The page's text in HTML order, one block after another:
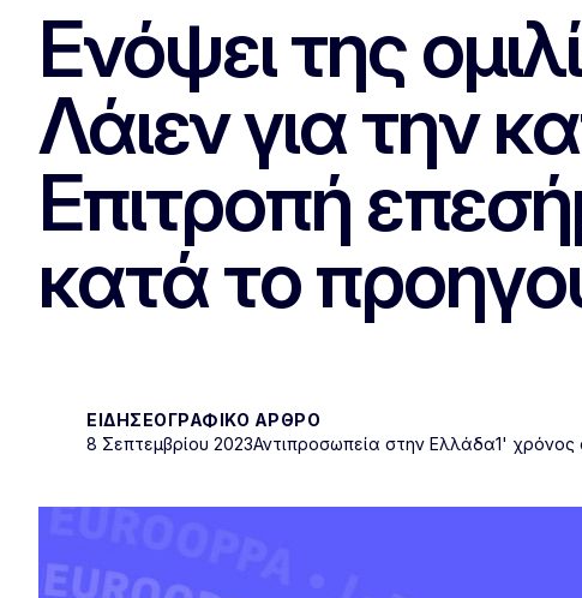
Ενόψει της
Λάιεν για την
Επιτροπή
κατά το
ΕΙΔΗΣΕΟΓΡΑΦΙΚΌ ΆΡΘΡΟ
8 Σεπτεμβρίου 2023Αντιπροσωπεία στην Ελλάδα1' χρόνος